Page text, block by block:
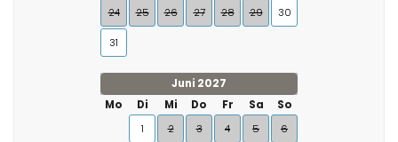
24 25 26 27 28 29 30
31
Juni 2027
Mo
Di Mi Do Fr Sa
So
1
2 3 4 5 6